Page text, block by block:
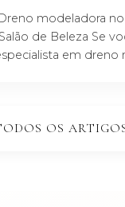
modeladora
de Beleza Se
em dreno
OS